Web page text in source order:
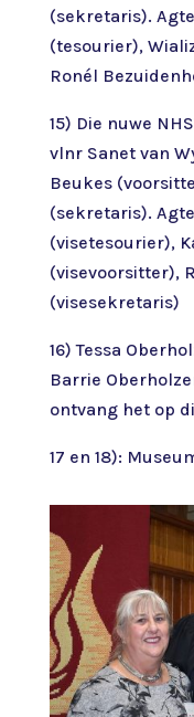
(sekretaris).
(tesourier),
Ronél
15) Die nuwe
vlnr Sanet van
Beukes
(sekretaris).
(visetesourier),
(visevoorsitter),
(visesekretaris)
16) Tessa
Barrie
ontvang het op
17 en 18):